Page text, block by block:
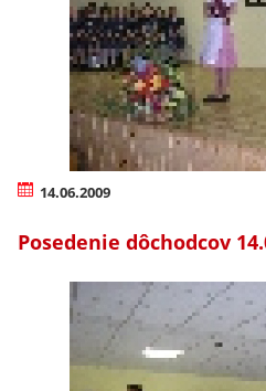
14.06.2009
Posedenie dôchodcov